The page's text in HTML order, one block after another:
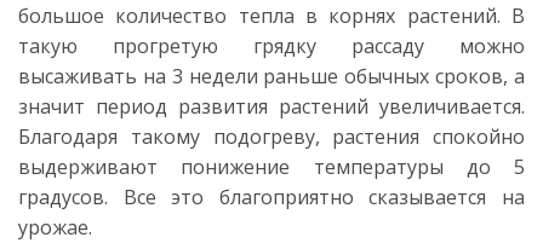
большое количество тепла в корнях растений. В
такую прогретую грядку рассаду можно
высаживать на 3 недели раньше обычных сроков, а
значит период развития растений увеличивается.
Благодаря такому подогреву, растения спокойно
выдерживают понижение температуры до 5
градусов. Все это благоприятно сказывается на
урожае.